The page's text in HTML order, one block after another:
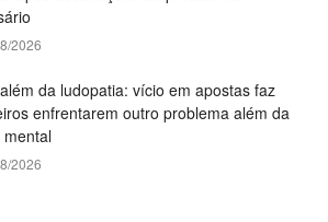
2026
da ludopatia: vício em apostas faz
enfrentarem outro problema além da
2026